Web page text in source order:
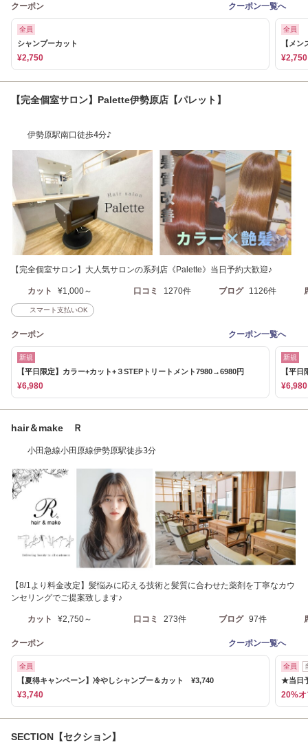
クーポン クーポン一覧へ
全員
シャンプーカット
¥2,750
全員
【メ
¥2,750
【完全個室サロン】Palette伊勢原店【パレット】
伊勢原駅南口徒歩4分♪
【完全個室サロン】大人気サロンの系列店《Palette》当日予約大歓迎♪
カット ¥1,000～ 口コミ 1270件 ブログ 1126件
スマート支払いOK
クーポン クーポン一覧へ
新規
【平日限定】カラー+カット+３STEPトリートメント7980→6980円
¥6,980
新規
【平
¥6,980
hair＆make Ｒ
小田急線小田原線伊勢原駅徒歩3分
【8/1より料金改定】髪悩みに応える技術と髪質に合わせた薬剤を丁寧なカウ
ンセリングでご提案致します♪
カット ¥2,750～ 口コミ 273件 ブログ 97件
クーポン クーポン一覧へ
全員
【夏得キャンペーン】冷やしシャンプー＆カット ¥3,740
¥3,740
全員
★当日
20%オ
SECTION【セクション】